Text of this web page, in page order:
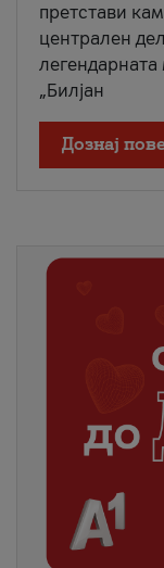
претстави
централен
„Билјан
Дознај